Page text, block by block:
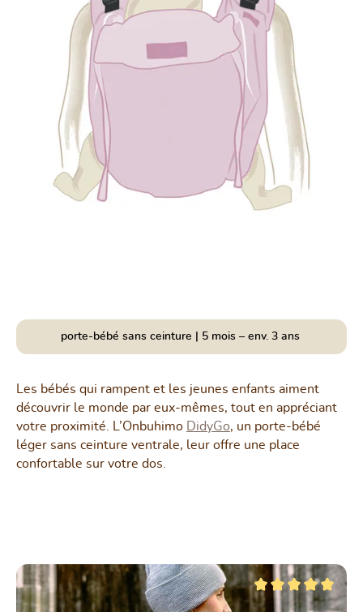
porte-bébé sans ceinture | 5 mois – env. 3 ans
Les bébés qui rampent et les jeunes enfants aiment
découvrir le monde par eux-mêmes, tout en appréciant
votre proximité. L’Onbuhimo DidyGo, un porte-bébé
léger sans ceinture ventrale, leur offre une place
confortable sur votre dos.
Ignorer la galerie de produits
5 étoiles Note moyenne de 5